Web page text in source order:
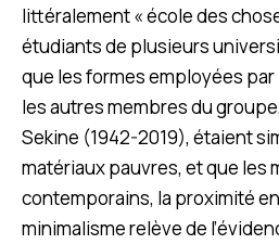
littéralement « école des
étudiants de plusieurs
que les formes employées par
les autres membres du
Sekine (1942-2019), étaient
matériaux pauvres, et que les
contemporains, la proximité
minimalisme relève de